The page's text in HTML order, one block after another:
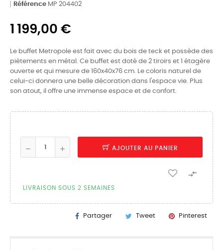
Référence MP 204402
1 199,00 €
Le buffet Metropole est fait avec du bois de teck et possède des
piètements en métal. Ce buffet est doté de 2 tiroirs et 1 étagère
ouverte et qui mesure de 160x40x76 cm. Le coloris naturel de
celui-ci donnera une belle décoration dans l'espace vie. Plus
son atout, il offre une immense espace et de confort.
AJOUTER AU PANIER

LIVRAISON SOUS 2 SEMAINES
Partager Tweet Pinterest